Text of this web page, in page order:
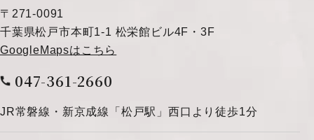
〒271-0091
千葉県松戸市本町1-1 松栄館ビル4F・3F
GoogleMapsはこちら
047-361-2660
JR常磐線・新京成線「松戸駅」西口より徒歩1分